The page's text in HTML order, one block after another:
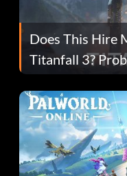
Does This Hire
Titanfall 3?
Fans Are